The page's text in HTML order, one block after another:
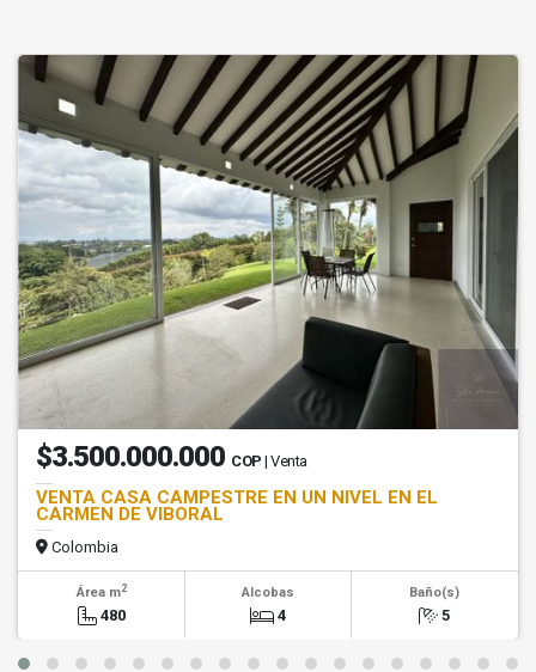
$3.500.000.000 COP | Venta
VENTA CASA CAMPESTRE EN UN NIVEL EN EL
CARMEN DE VIBORAL
Colombia
Área m2
480
Alcobas
4
Baño(s)
5